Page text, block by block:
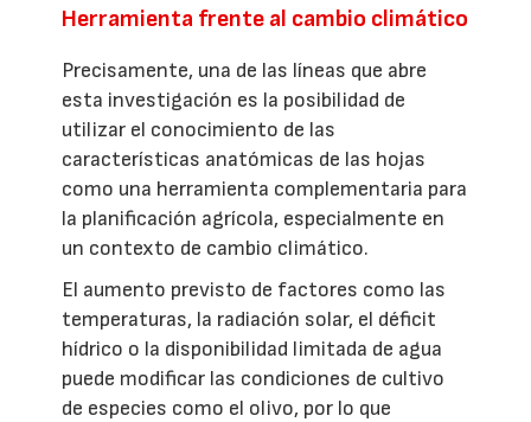
Herramienta frente al cambio climático
Precisamente, una de las líneas que abre
esta investigación es la posibilidad de
utilizar el conocimiento de las
características anatómicas de las hojas
como una herramienta complementaria para
la planificación agrícola, especialmente en
un contexto de cambio climático.
El aumento previsto de factores como las
temperaturas, la radiación solar, el déficit
hídrico o la disponibilidad limitada de agua
puede modificar las condiciones de cultivo
de especies como el olivo, por lo que